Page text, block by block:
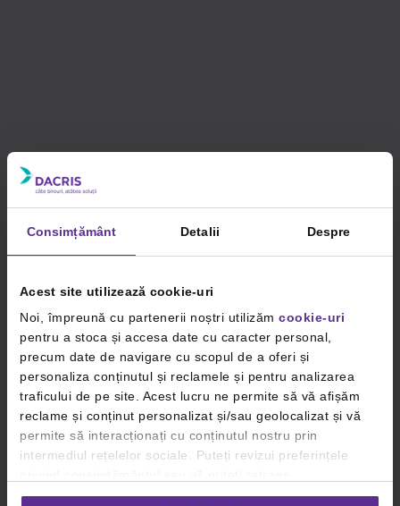
Consimțământ Detalii Despre
Acest site utilizează cookie-uri
Noi, împreună cu partenerii noștri utilizăm cookie-uri
pentru a stoca și accesa date cu caracter personal,
precum date de navigare cu scopul de a oferi și
personaliza conținutul și reclamele și pentru analizarea
traficului de pe site. Acest lucru ne permite să vă afișăm
reclame și conținut personalizat și/sau geolocalizat și vă
permite să interacționați cu conținutul nostru prin
intermediul rețelelor sociale. Puteți revizui preferințele
consimțământul oricând, făcând click pe linkul către